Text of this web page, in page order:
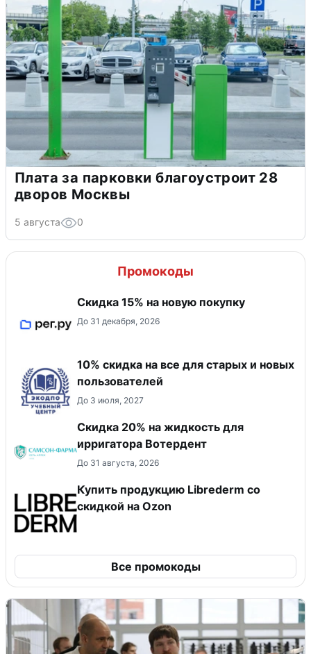
Плата за парковки благоустроит 28
дворов Москвы
5 августа 0
Промокоды
Скидка 15% на новую покупку
До 31 декабря, 2026
10% скидка на все для старых и новых
пользователей
До 3 июля, 2027
Скидка 20% на жидкость для
ирригатора Вотердент
До 31 августа, 2026
Купить продукцию Librederm со
скидкой на Ozon
Все промокоды